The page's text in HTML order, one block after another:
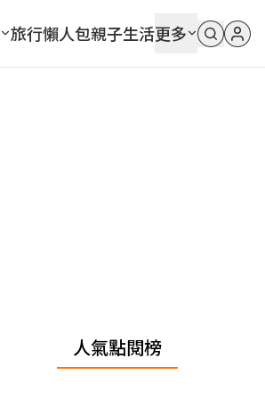
旅行懶人包親子生活更多
人氣點閱榜